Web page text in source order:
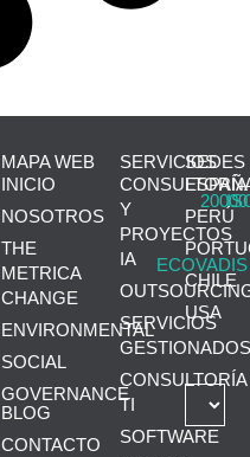
MAPA WEB
INICIO
NOSOTROS
THE
METRICA
CHANGE
ENVIRONMENTAL
SOCIAL
GOVERNANCE
BLOG
CONTACTO
SERVICIOS
CONSULTORÍA
Y
PROYECTOS
IA
SERVICIOS
GESTIONADOS
CONSULTORÍA
TI
SOFTWARE
SEDES
PERÚ
CHILE
USA